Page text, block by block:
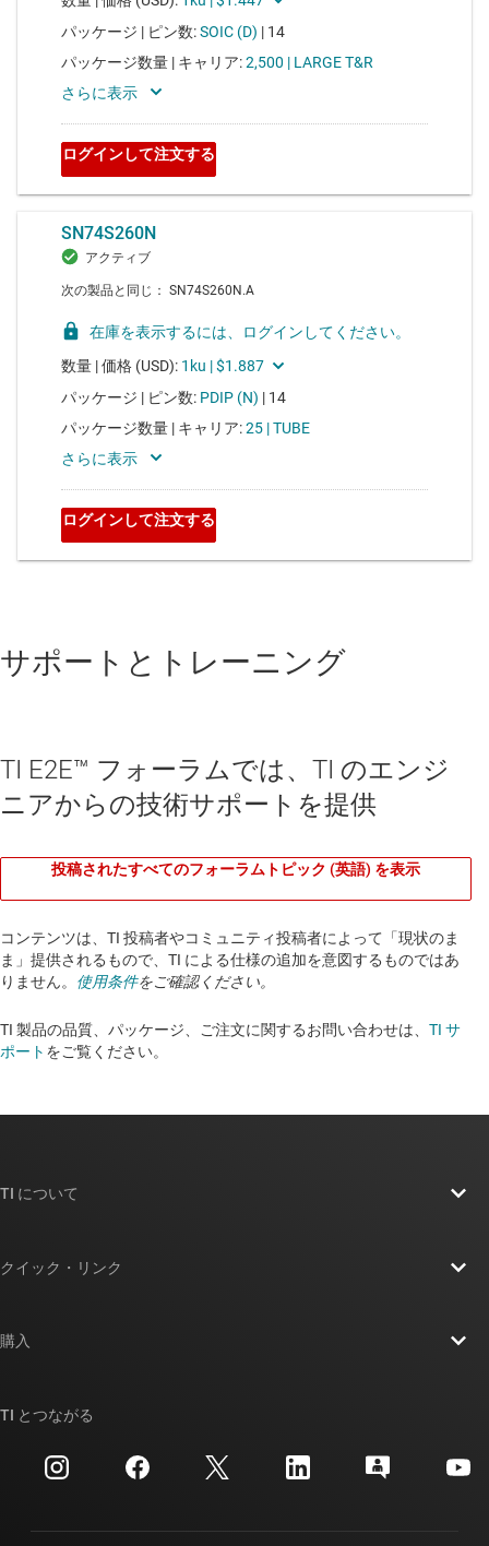
サポートとトレーニング
TI E2E™ フォーラムでは、TI のエンジ
ニアからの技術サポートを提供
投稿されたすべてのフォーラムトピック (英語) を表示
コンテンツは、TI 投稿者やコミュニティ投稿者によって「現状のま
ま」提供されるもので、TI による仕様の追加を意図するものではあ
りません。 使用条件をご確認ください。
TI 製品の品質、パッケージ、ご注文に関するお問い合わせは、 TI サ
ポート をご覧ください。​​​​​​​​​​​​​​
TI について
投資家向け情報
製造
クイック・リンク
クロスリファレンス検索
カスタマー・サポート・センター
購入
ご注文に関する FAQ
TI とつながる